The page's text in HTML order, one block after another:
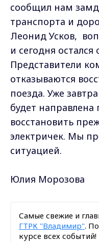
сообщил нам
транспорта и
Леонид Усков,
и сегодня
Представители
отказываются
поезда. Уже
будет
восстановить
электричек. Мы
ситуацией.
Юлия Морозова
Самые свежие и
ГТРК "Владимир".
курсе всех событий!